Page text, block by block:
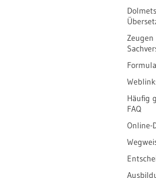
Häufig
FAQ
Online-